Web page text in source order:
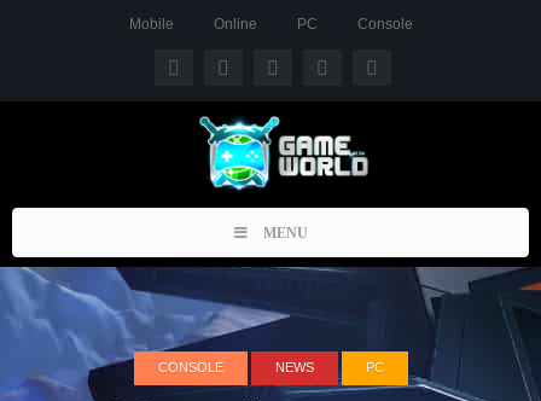
Mobile Online PC Console
Toggle
navigation
MENU
CONSOLE NEWS PC